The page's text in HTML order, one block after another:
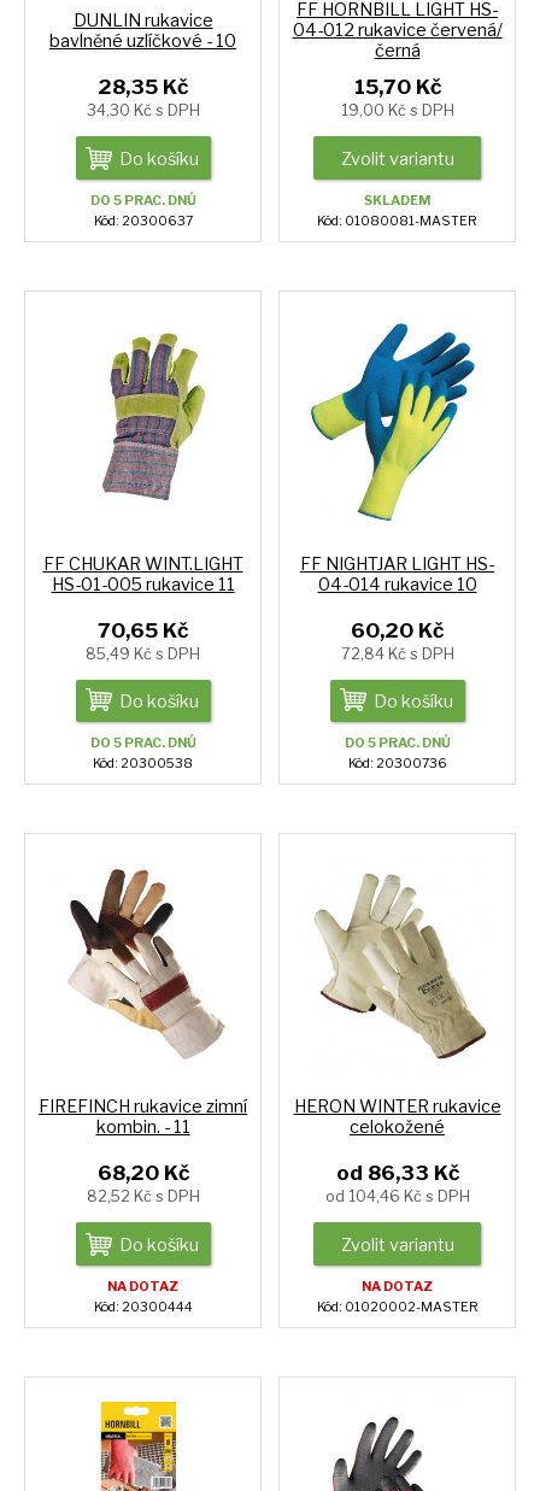
DUNLIN rukavice
bavlněné uzlíčkové - 10
28,35 Kč
34,30 Kč s DPH
Do košíku
DO 5 PRAC. DNŮ
Kód: 20300637
FF HORNBILL LIGHT HS-
04-012 rukavice červená/
černá
15,70 Kč
19,00 Kč s DPH
Zvolit variantu
SKLADEM
Kód: 01080081-MASTER
FF CHUKAR WINT.LIGHT
HS-01-005 rukavice 11
70,65 Kč
85,49 Kč s DPH
Do košíku
DO 5 PRAC. DNŮ
Kód: 20300538
FF NIGHTJAR LIGHT HS-
04-014 rukavice 10
60,20 Kč
72,84 Kč s DPH
Do košíku
DO 5 PRAC. DNŮ
Kód: 20300736
FIREFINCH rukavice zimní
kombin. - 11
68,20 Kč
82,52 Kč s DPH
Do košíku
NA DOTAZ
Kód: 20300444
HERON WINTER rukavice
celokožené
od 86,33 Kč
od 104,46 Kč s DPH
Zvolit variantu
NA DOTAZ
Kód: 01020002-MASTER